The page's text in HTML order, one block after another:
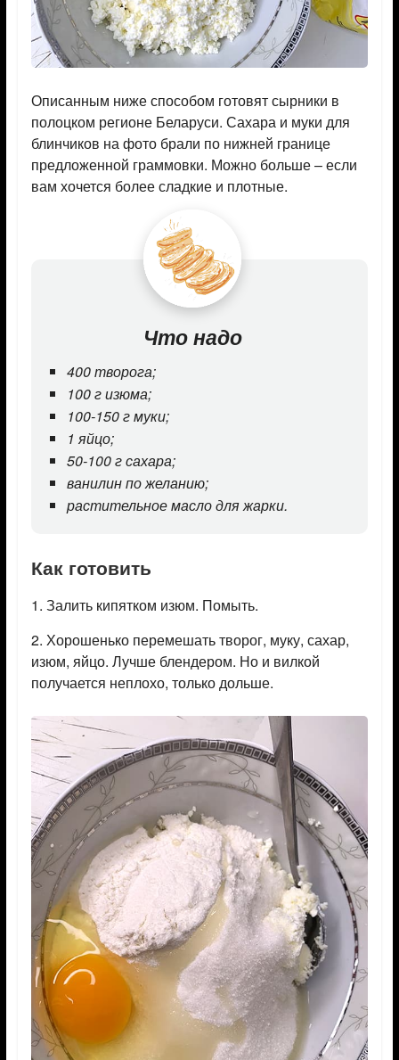
Описанным ниже способом готовят сырники в
полоцком регионе Беларуси. Сахара и муки для
блинчиков на фото брали по нижней границе
предложенной граммовки. Можно больше – если
вам хочется более сладкие и плотные.
Что надо
400 творога;
100 г изюма;
100-150 г муки;
1 яйцо;
50-100 г сахара;
ванилин по желанию;
растительное масло для жарки.
Как готовить
1. Залить кипятком изюм. Помыть.
2. Хорошенько перемешать творог, муку, сахар,
изюм, яйцо. Лучше блендером. Но и вилкой
получается неплохо, только дольше.